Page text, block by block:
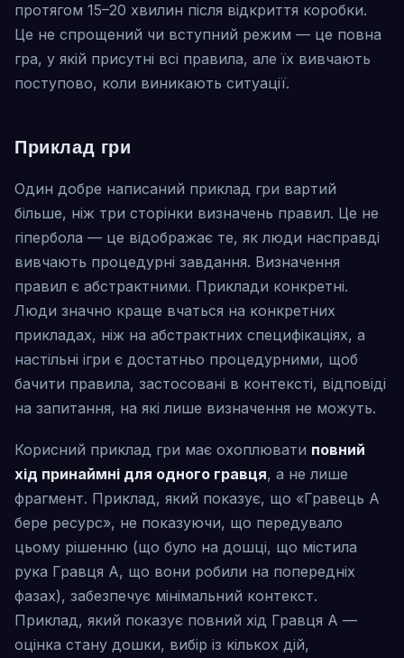
протягом 15–20 хвилин після відкриття коробки.
Це не спрощений чи вступний режим — це повна
гра, у якій присутні всі правила, але їх вивчають
поступово, коли виникають ситуації.
Приклад гри
Один добре написаний приклад гри вартий
більше, ніж три сторінки визначень правил. Це не
гіпербола — це відображає те, як люди насправді
вивчають процедурні завдання. Визначення
правил є абстрактними. Приклади конкретні.
Люди значно краще вчаться на конкретних
прикладах, ніж на абстрактних специфікаціях, а
настільні ігри є достатньо процедурними, щоб
бачити правила, застосовані в контексті, відповіді
на запитання, на які лише визначення не можуть.
Корисний приклад гри має охоплювати повний
хід принаймні для одного гравця, а не лише
фрагмент. Приклад, який показує, що «Гравець А
бере ресурс», не показуючи, що передувало
цьому рішенню (що було на дошці, що містила
рука Гравця А, що вони робили на попередніх
фазах), забезпечує мінімальний контекст.
Приклад, який показує повний хід Гравця A —
оцінка стану дошки, вибір із кількох дій,